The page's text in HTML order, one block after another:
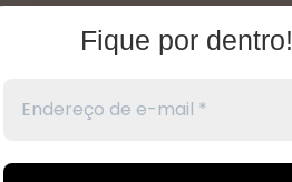
Fique por dentro!